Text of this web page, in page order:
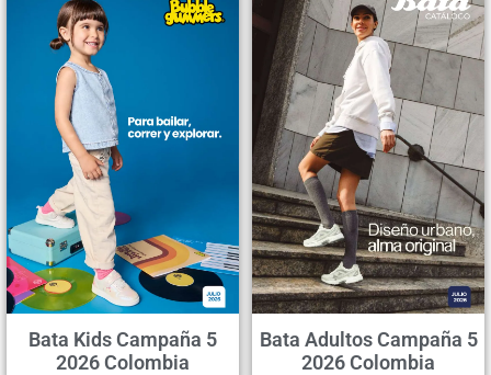
Bata Kids Campaña 5
2026 Colombia
Bata Adultos Campaña 5
2026 Colombia